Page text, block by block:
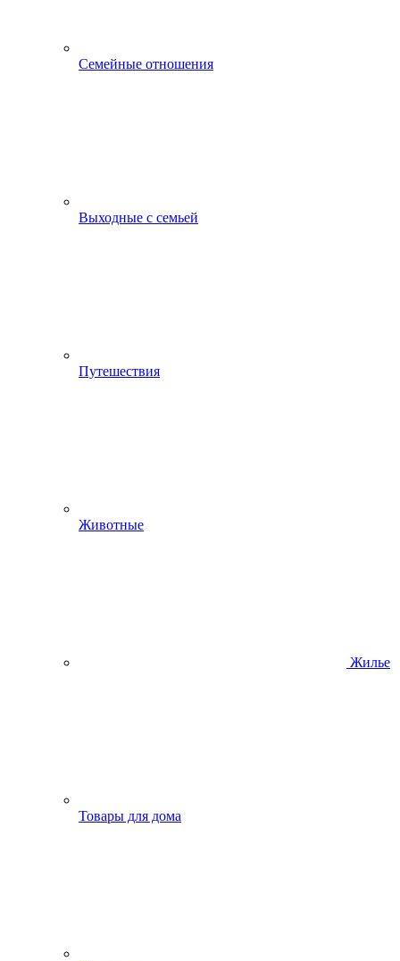
Семейные отношения
Выходные с семьей
Путешествия
Животные
Жилье
Товары для дома